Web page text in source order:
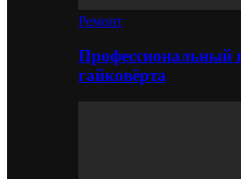
Ремонт
Профессиональный
гайковёрта